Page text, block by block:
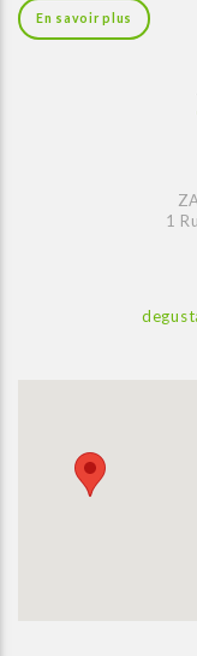
En savoir plus
1